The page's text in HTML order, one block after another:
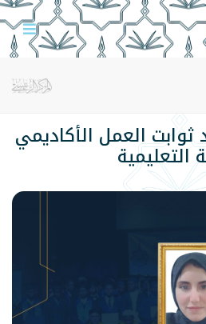
ثوابت العمل الأكاديمي
التعليمية